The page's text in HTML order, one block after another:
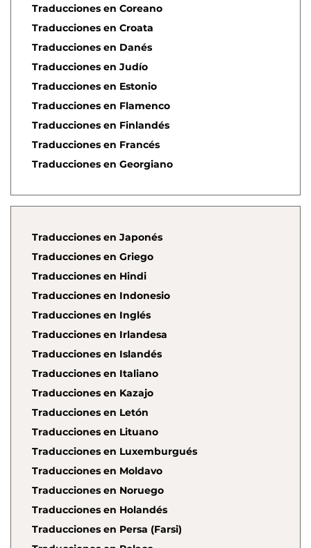
Traducciones en Coreano
Traducciones en Croata
Traducciones en Danés
Traducciones en Judío
Traducciones en Estonio
Traducciones en Flamenco
Traducciones en Finlandés
Traducciones en Francés
Traducciones en Georgiano
Traducciones en Japonés
Traducciones en Griego
Traducciones en Hindi
Traducciones en Indonesio
Traducciones en Inglés
Traducciones en Irlandesa
Traducciones en Islandés
Traducciones en Italiano
Traducciones en Kazajo
Traducciones en Letón
Traducciones en Lituano
Traducciones en Luxemburgués
Traducciones en Moldavo
Traducciones en Noruego
Traducciones en Holandés
Traducciones en Persa (Farsi)